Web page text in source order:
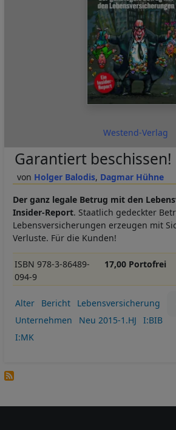
Westend-Verlag
Holger Balodis Dagmar Hühne
Garantiert beschissen!
Der ganz legale Betrug mit den
Insider-Report. Staatlich gedeckter
Lebensversicherungen erzeugen mit
Verluste. Für die Kunden!
ISBN 978-3-86489-
094-9
17,00 Portofrei
Alter Bericht
Lebensversicherung
Unternehmen
Neu 2015-1.HJ
I:BIB
I:MK